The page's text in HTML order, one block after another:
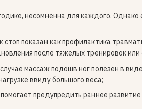
несомненна для каждого.
показан как профилактика
после тяжелых тренировок
массаж подошв ног полезен в
ввиду большого веса;
предупредить раннее развитие